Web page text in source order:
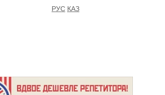
РУС КАЗ